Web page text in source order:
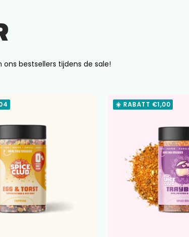
bestsellers tijdens de sale!
☀️ RABATT €1,00